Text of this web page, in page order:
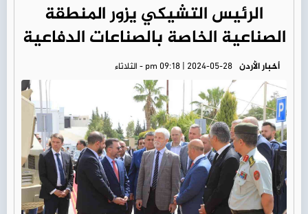
الرئيس التشيكي يزور المنطقة
الصناعية الخاصة بالصناعات الدفاعية
أخبار الأردن pm 09:18 | 2024-05-28 - الثلاثاء